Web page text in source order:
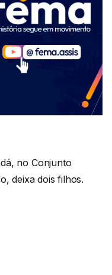
no Conjunto
deixa dois filhos.